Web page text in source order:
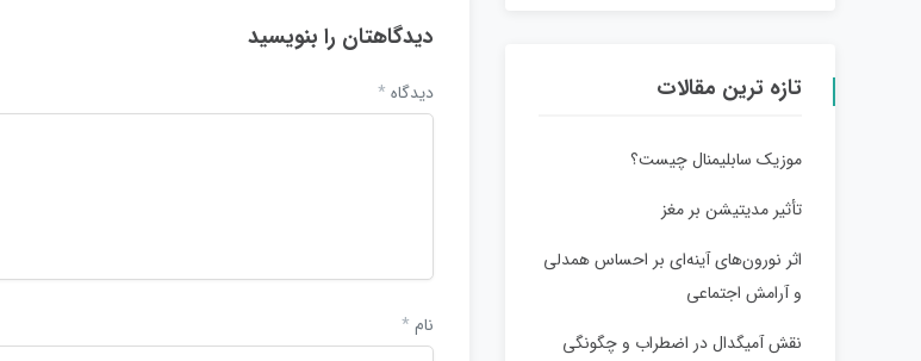
دیدگاهتان را بنویسید
دیدگاه *
نام *
تازه ترین مقالات
موزیک سابلیمنال چیست؟
تأثیر مدیتیشن بر مغز
اثر نورون‌های آینه‌ای بر احساس همدلی
و آرامش اجتماعی
نقش آمیگدال در اضطراب و چگونگی